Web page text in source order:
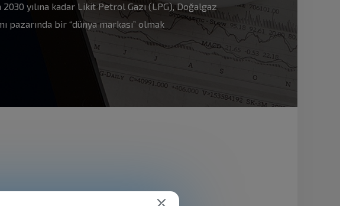
2030 yılına kadar Likit Petrol Gazı (LPG), Doğalgaz
bir “dünya markası” olmak